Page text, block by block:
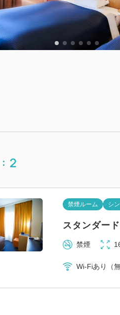
2
禁煙ルーム シ
スタンダー
禁煙
Wi-Fiあり（無